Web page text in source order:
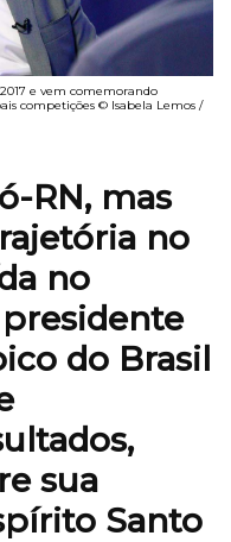
e vem comemorando
competições © Isabela Lemos /
RN, mas
no
no
do Brasil
sua
Santo